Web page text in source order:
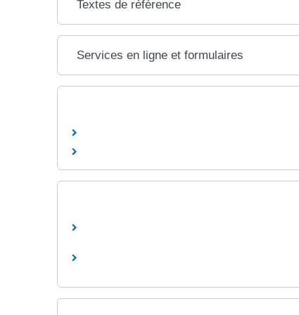
Textes de référence
Services en ligne et formulaires